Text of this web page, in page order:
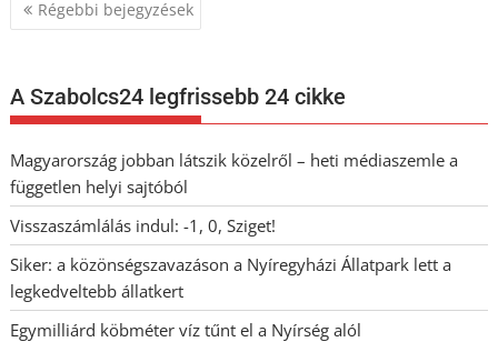
navigáció
Régebbi bejegyzések
A Szabolcs24 legfrissebb 24 cikke
Magyarország jobban látszik közelről – heti médiaszemle a
független helyi sajtóból
Visszaszámlálás indul: -1, 0, Sziget!
Siker: a közönségszavazáson a Nyíregyházi Állatpark lett a
legkedveltebb állatkert
Egymilliárd köbméter víz tűnt el a Nyírség alól